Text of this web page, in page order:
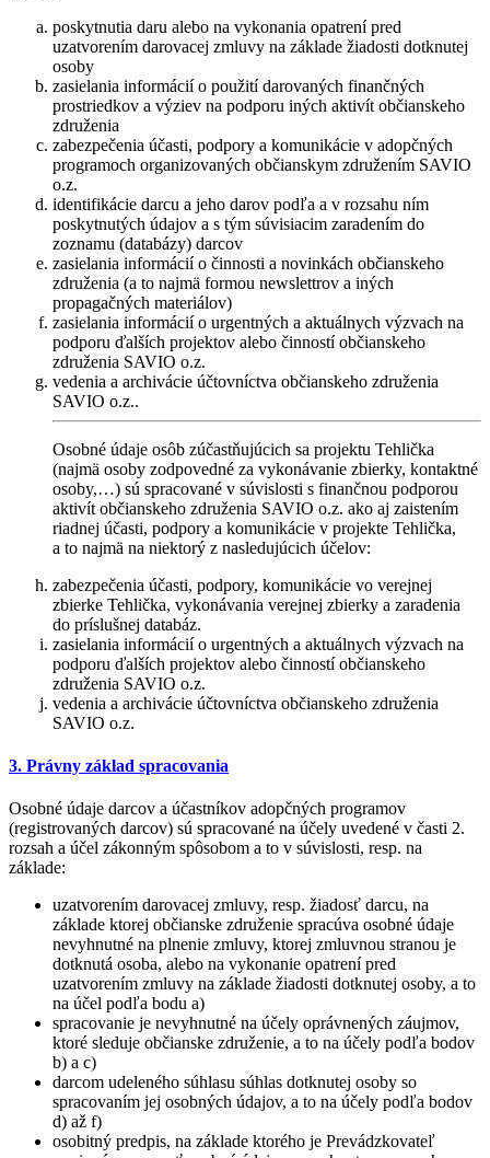
poskytnutia daru alebo na vykonania opatrení pred
uzatvorením darovacej zmluvy na základe žiadosti dotknutej
osoby
zasielania informácií o použití darovaných finančných
prostriedkov a výziev na podporu iných aktivít občianskeho
združenia
zabezpečenia účasti, podpory a komunikácie v adopčných
programoch organizovaných občianskym združením SAVIO
o.z.
identifikácie darcu a jeho darov podľa a v rozsahu ním
poskytnutých údajov a s tým súvisiacim zaradením do
zoznamu (databázy) darcov
zasielania informácií o činnosti a novinkách občianskeho
združenia (a to najmä formou newslettrov a iných
propagačných materiálov)
zasielania informácií o urgentných a aktuálnych výzvach na
podporu ďalších projektov alebo činností občianskeho
združenia SAVIO o.z.
vedenia a archivácie účtovníctva občianskeho združenia
SAVIO o.z..
Osobné údaje osôb zúčastňujúcich sa projektu Tehlička
(najmä osoby zodpovedné za vykonávanie zbierky, kontaktné
osoby,…) sú spracované v súvislosti s finančnou podporou
aktivít občianskeho združenia SAVIO o.z. ako aj zaistením
riadnej účasti, podpory a komunikácie v projekte Tehlička,
a to najmä na niektorý z nasledujúcich účelov:
zabezpečenia účasti, podpory, komunikácie vo verejnej
zbierke Tehlička, vykonávania verejnej zbierky a zaradenia
do príslušnej databáz.
zasielania informácií o urgentných a aktuálnych výzvach na
podporu ďalších projektov alebo činností občianskeho
združenia SAVIO o.z.
vedenia a archivácie účtovníctva občianskeho združenia
SAVIO o.z.
3. Právny základ spracovania
Osobné údaje darcov a účastníkov adopčných programov
(registrovaných darcov) sú spracované na účely uvedené v časti 2.
rozsah a účel zákonným spôsobom a to v súvislosti, resp. na
základe:
uzatvorením darovacej zmluvy, resp. žiadosť darcu, na
základe ktorej občianske združenie spracúva osobné údaje
nevyhnutné na plnenie zmluvy, ktorej zmluvnou stranou je
dotknutá osoba, alebo na vykonanie opatrení pred
uzatvorením zmluvy na základe žiadosti dotknutej osoby, a to
na účel podľa bodu a)
spracovanie je nevyhnutné na účely oprávnených záujmov,
ktoré sleduje občianske združenie, a to na účely podľa bodov
b) a c)
darcom udeleného súhlasu súhlas dotknutej osoby so
spracovaním jej osobných údajov, a to na účely podľa bodov
d) až f)
osobitný predpis, na základe ktorého je Prevádzkovateľ